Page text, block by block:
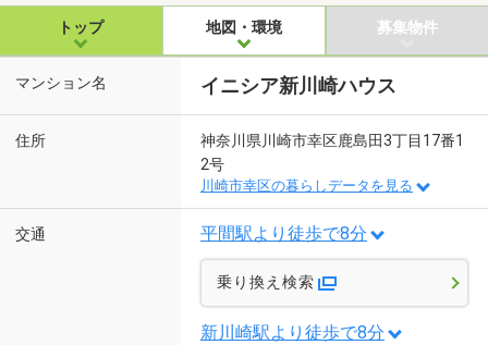
トップ 地図・環境 募集物件
マンション名 イニシア新川崎ハウス
住所
神奈川県川崎市幸区鹿島田3丁目17番1
2号
川崎市幸区の暮らしデータを見る
交通 平間駅より徒歩で8分
乗り換え検索
新川崎駅より徒歩で8分